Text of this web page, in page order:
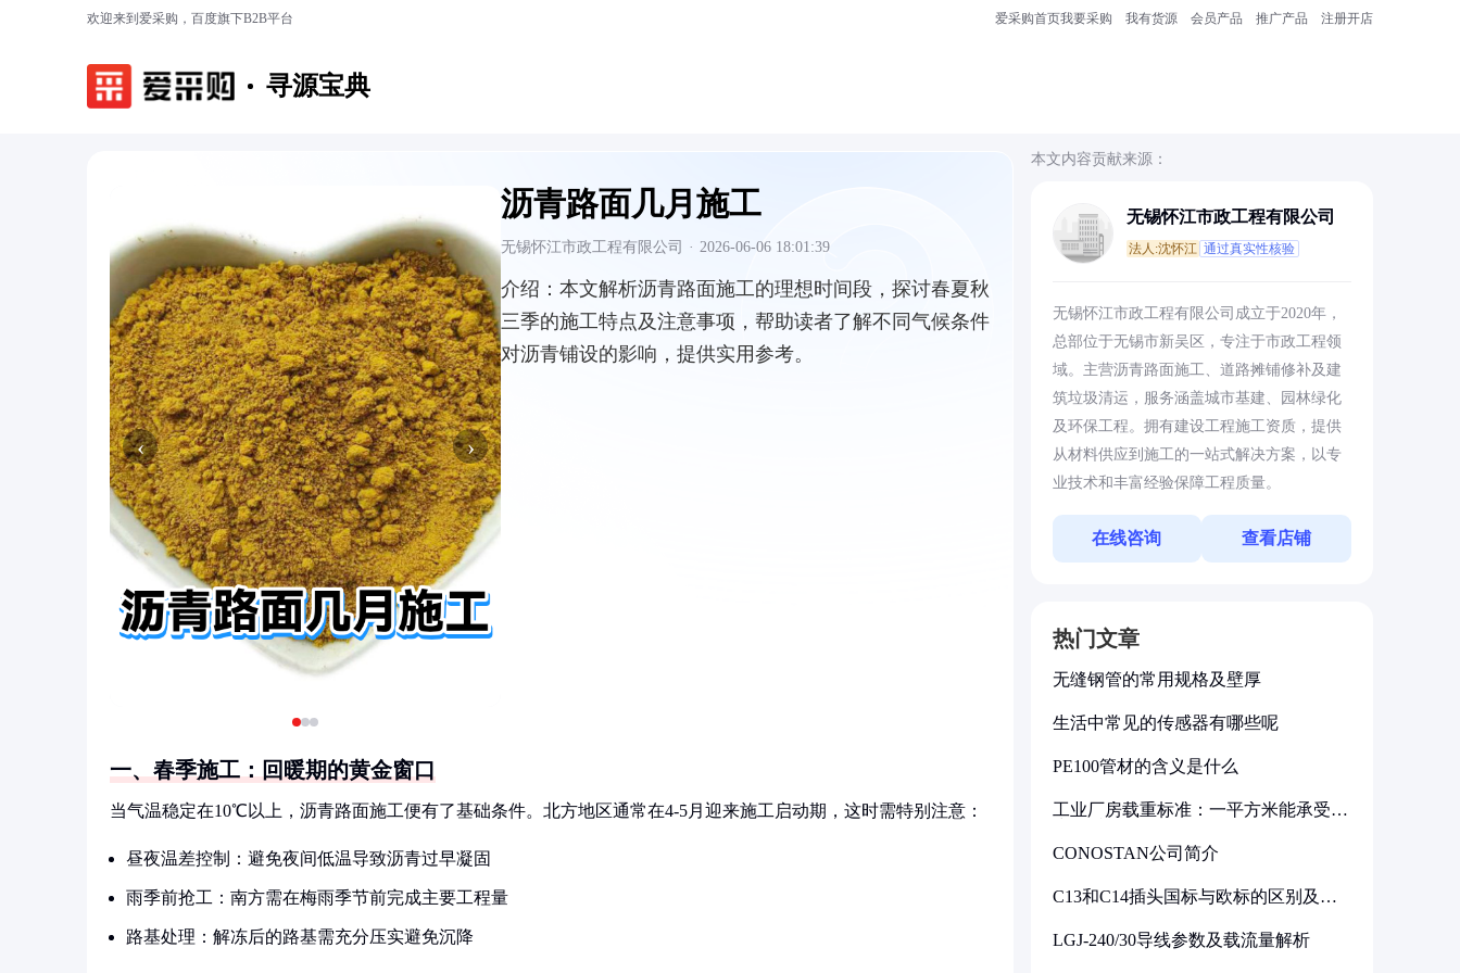
欢迎来到爱采购，百度旗下B2B平台 爱采购首页我要采购 我有货源 会员产品 推广产品 注册开店
寻源宝典
‹ ›
沥青路面几月施工
无锡怀江市政工程有限公司 · 2026-06-06 18:01:39
介绍： 本文解析沥青路面施工的理想时间段，探讨春夏秋
三季的施工特点及注意事项，帮助读者了解不同气候条件
对沥青铺设的影响，提供实用参考。
一、春季施工：回暖期的黄金窗口
当气温稳定在10℃以上，沥青路面施工便有了基础条件。北方地区通常在4-5月迎来施工启动期，这时需特别注意：
昼夜温差控制：避免夜间低温导致沥青过早凝固
雨季前抢工：南方需在梅雨季节前完成主要工程量
路基处理：解冻后的路基需充分压实避免沉降
本文内容贡献来源：
无锡怀江市政工程有限公司
法人:沈怀江 通过真实性核验
无锡怀江市政工程有限公司成立于2020年，
总部位于无锡市新吴区，专注于市政工程领
域。主营沥青路面施工、道路摊铺修补及建
筑垃圾清运，服务涵盖城市基建、园林绿化
及环保工程。拥有建设工程施工资质，提供
从材料供应到施工的一站式解决方案，以专
业技术和丰富经验保障工程质量。
在线咨询 查看店铺
热门文章
无缝钢管的常用规格及壁厚
生活中常见的传感器有哪些呢
PE100管材的含义是什么
工业厂房载重标准：一平方米能承受多
CONOSTAN公司简介
C13和C14插头国标与欧标的区别及其
LGJ-240/30导线参数及载流量解析